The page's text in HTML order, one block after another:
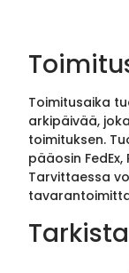
Toimitusaika
arkipäivää,
toimituksen.
pääosin
Tarvittaessa